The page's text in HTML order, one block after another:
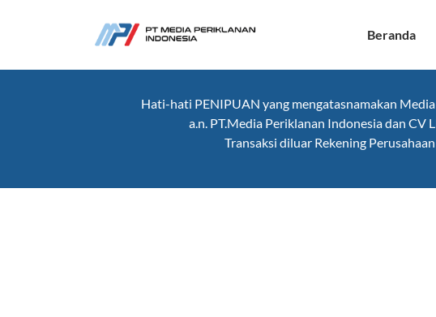
Beranda
Hati-hati PENIPUAN yang mengatasnamakan
a.n. PT.Media Periklanan Indonesia dan CV
Transaksi diluar Rekening